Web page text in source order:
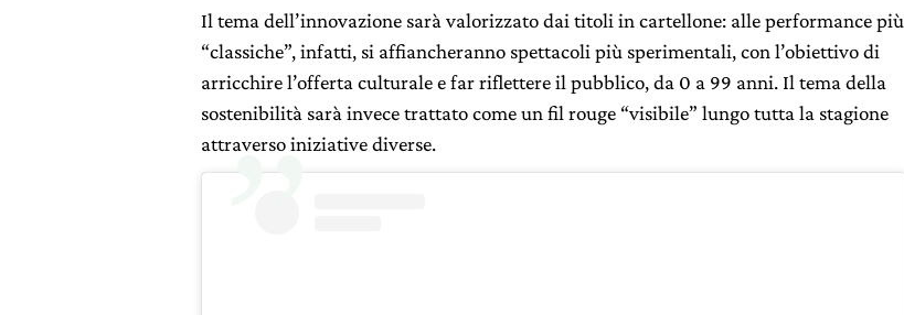
Il tema dell’innovazione sarà valorizzato dai titoli in cartellone: alle performance più
“classiche”, infatti, si affiancheranno spettacoli più sperimentali, con l’obiettivo di
arricchire l’offerta culturale e far riflettere il pubblico, da 0 a 99 anni. Il tema della
sostenibilità sarà invece trattato come un fil rouge “visibile” lungo tutta la stagione
attraverso iniziative diverse.